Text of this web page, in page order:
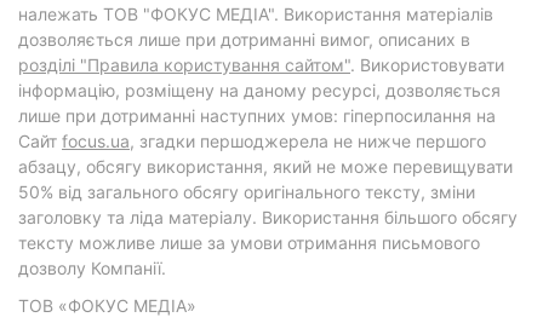
належать ТОВ "ФОКУС МЕДІА". Використання матеріалів
дозволяється лише при дотриманні вимог, описаних в
розділі "Правила користування сайтом". Використовувати
інформацію, розміщену на даному ресурсі, дозволяється
лише при дотриманні наступних умов: гіперпосилання на
Cайт focus.ua, згадки першоджерела не нижче першого
абзацу, обсягу використання, який не може перевищувати
50% від загального обсягу оригінального тексту, зміни
заголовку та ліда матеріалу. Використання більшого обсягу
тексту можливе лише за умови отримання письмового
дозволу Компанії.
ТОВ «ФОКУС МЕДІА»